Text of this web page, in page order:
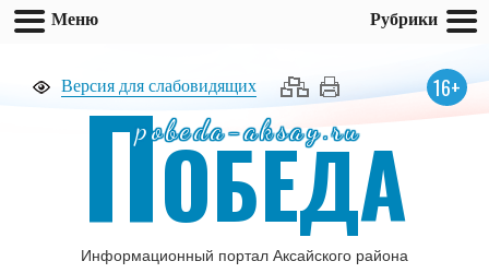
Версия для слабовидящих 16+
pobeda-aksay.ru
ПОБЕДА
Информационный портал Аксайского района
Меню Рубрики